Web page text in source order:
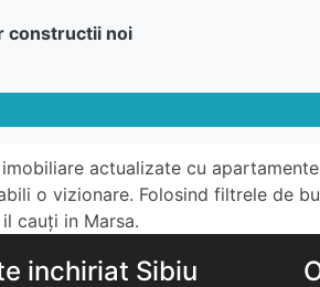
constructii noi
actualizate cu
o vizionare. Folosind filtrele de
cauți in Marsa.
inchiriat Sibiu